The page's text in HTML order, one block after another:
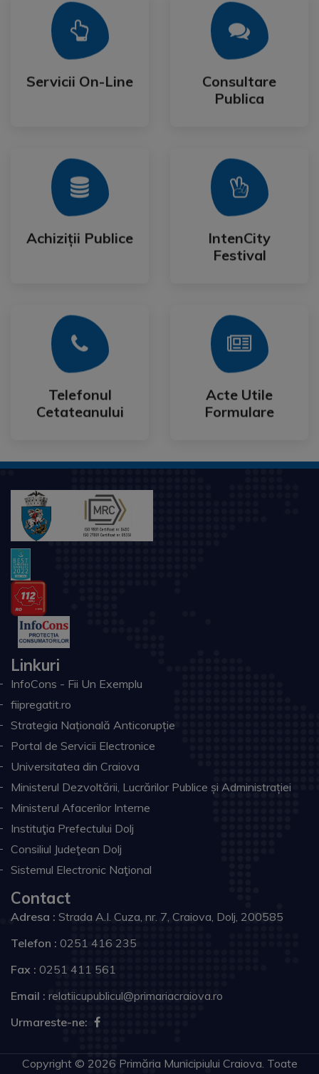
Servicii On-Line
Servicii On-Line
Mai Mult
Consultare
Publica
Consultare
Publica
Mai Mult
Achiziții Publice
Achiziții Publice
Mai Mult
IntenCity
Festival
IntenCity
Festival
Mai Mult
Telefonul
Cetateanului
Telefonul
Cetateanului
Mai Mult
Acte Utile
Formulare
Acte Utile
Formulare
Mai Mult
Linkuri
InfoCons - Fii Un Exemplu
fiipregatit.ro
Strategia Națională Anticorupție
Portal de Servicii Electronice
Universitatea din Craiova
Ministerul Dezvoltării, Lucrărilor Publice și Administrației
Ministerul Afacerilor Interne
Instituţia Prefectului Dolj
Consiliul Judeţean Dolj
Sistemul Electronic Naţional
Contact
Adresa : Strada A.I. Cuza, nr. 7, Craiova, Dolj, 200585
Telefon : 0251 416 235
Fax : 0251 411 561
Email : relatiicupublicul@primariacraiova.ro
Urmareste-ne:
Copyright © 2026 Primăria Municipiului Craiova. Toate